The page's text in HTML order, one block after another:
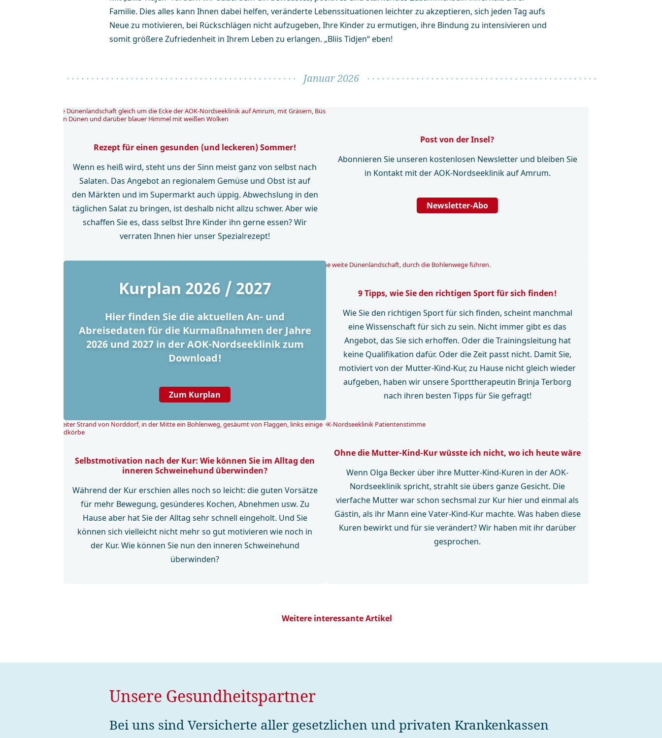
Familie. Dies alles kann Ihnen dabei helfen, veränderte Lebens­situ­ationen leichter zu akzeptieren, sich jeden Tag aufs
Neue zu motivieren, bei Rückschlägen nicht aufzugeben, Ihre Kinder zu ermutigen, ihre Bindung zu intensivieren und
somit größere Zufriedenheit in Ihrem Leben zu erlangen. „Bliis Tidjen“ eben!
Januar 2026
Rezept für einen gesunden (und leckeren) Sommer!
Wenn es heiß wird, steht uns der Sinn meist ganz von selbst nach
Salaten. Das Angebot an regionalem Gemüse und Obst ist auf
den Märkten und im Supermarkt auch üppig. Abwechslung in den
täglichen Salat zu bringen, ist deshalb nicht allzu schwer. Aber wie
schaffen Sie es, dass selbst Ihre Kinder ihn gerne essen? Wir
verraten Ihnen hier unser Spezialrezept!
Post von der Insel?
Abonnieren Sie unseren kostenlosen Newsletter und bleiben Sie
in Kontakt mit der AOK-Nordseeklinik auf Amrum.
Newsletter-Abo
Kurplan 2026 / 2027
Hier finden Sie die aktuellen An- und
Abreisedaten für die Kurmaßnahmen der Jahre
2026 und 2027 in der AOK-Nordseeklinik zum
Download!
Zum Kurplan
9 Tipps, wie Sie den richtigen Sport für sich finden!
Wie Sie den richtigen Sport für sich finden, scheint manchmal
eine Wissenschaft für sich zu sein. Nicht immer gibt es das
Angebot, das Sie sich erhoffen. Oder die Trainingsleitung hat
keine Qualifikation dafür. Oder die Zeit passt nicht. Damit Sie,
motiviert von der Mutter-Kind-Kur, zu Hause nicht gleich wieder
aufgeben, haben wir unsere Sporttherapeutin Brinja Terborg
nach ihren besten Tipps für Sie gefragt!
Selbstmotivation nach der Kur: Wie können Sie im Alltag den
inneren Schweinehund überwinden?
Während der Kur erschien alles noch so leicht: die guten Vorsätze
für mehr Bewegung, gesünderes Kochen, Abnehmen usw. Zu
Hause aber hat Sie der Alltag sehr schnell eingeholt. Und Sie
können sich vielleicht nicht mehr so gut motivieren wie noch in
der Kur. Wie können Sie nun den inneren Schweinehund
überwinden?
Ohne die Mutter-Kind-Kur wüsste ich nicht, wo ich heute wäre
Wenn Olga Becker über ihre Mutter-Kind-Kuren in der AOK-
Nordseeklinik spricht, strahlt sie übers ganze Gesicht. Die
vierfache Mutter war schon sechsmal zur Kur hier und einmal als
Gästin, als ihr Mann eine Vater-Kind-Kur machte. Was haben diese
Kuren bewirkt und für sie verändert? Wir haben mit ihr darüber
gesprochen.
Weitere interessante Artikel
Unsere Gesund­heits­partner
Bei uns sind Versicherte aller gesetzlichen und privaten Kranken­kassen